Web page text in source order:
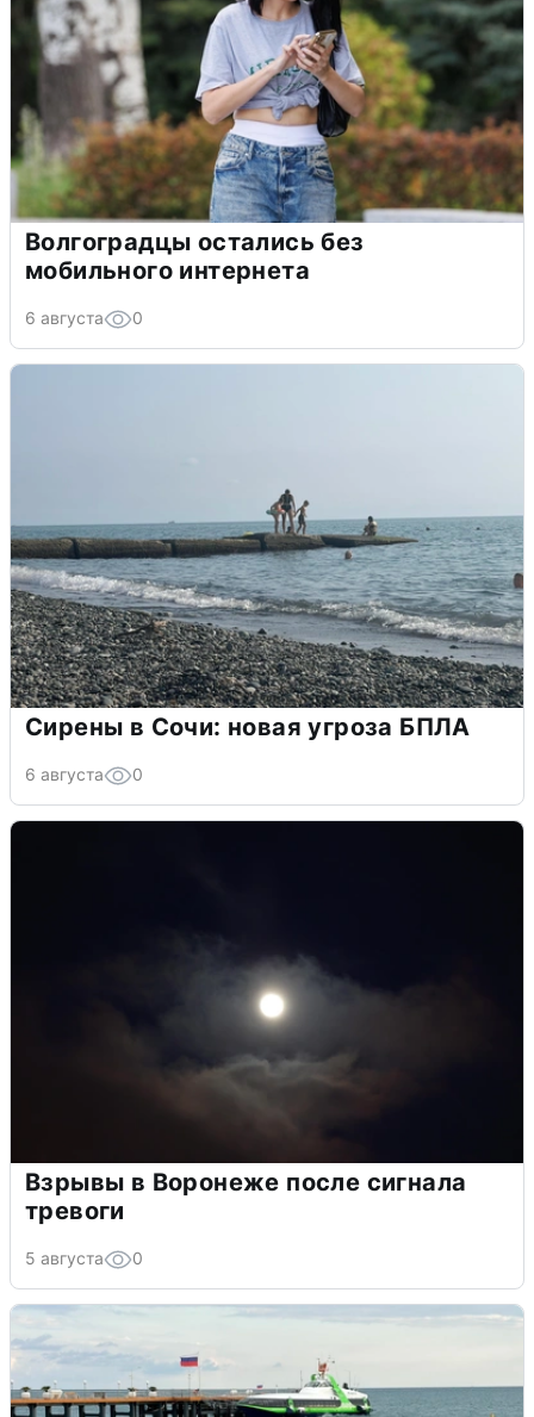
Волгоградцы остались без
мобильного интернета
6 августа 0
Сирены в Сочи: новая угроза БПЛА
6 августа 0
Взрывы в Воронеже после сигнала
тревоги
5 августа 0